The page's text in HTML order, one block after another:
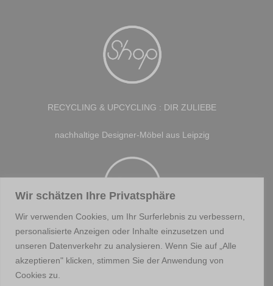
Wir schätzen Ihre Privatsphäre
Wir verwenden Cookies, um Ihr Surferlebnis zu verbessern,
personalisierte Anzeigen oder Inhalte einzusetzen und
unseren Datenverkehr zu analysieren. Wenn Sie auf „Alle
akzeptieren" klicken, stimmen Sie der Anwendung von
Cookies zu.
RECYCLING & UPCYCLING : DIR ZULIEBE
nachhaltige Designer-Möbel aus Leipzig
Hier findest Du weitere Beleuchtungsobjekte.